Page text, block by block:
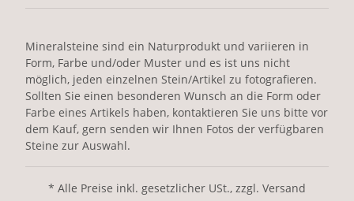
Mineralsteine sind ein Naturprodukt und variieren in
Form, Farbe und/oder Muster und es ist uns nicht
möglich, jeden einzelnen Stein/Artikel zu fotografieren.
Sollten Sie einen besonderen Wunsch an die Form oder
Farbe eines Artikels haben, kontaktieren Sie uns bitte vor
dem Kauf, gern senden wir Ihnen Fotos der verfügbaren
Steine zur Auswahl.
* Alle Preise inkl. gesetzlicher USt., zzgl. Versand